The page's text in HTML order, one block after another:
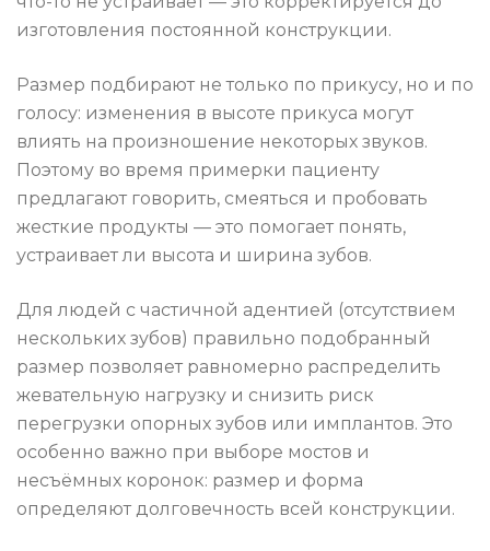
изготовления постоянной конструкции.
Размер подбирают не только по прикусу, но и по
голосу: изменения в высоте прикуса могут
влиять на произношение некоторых звуков.
Поэтому во время примерки пациенту
предлагают говорить, смеяться и пробовать
жесткие продукты — это помогает понять,
устраивает ли высота и ширина зубов.
Для людей с частичной адентией (отсутствием
нескольких зубов) правильно подобранный
размер позволяет равномерно распределить
жевательную нагрузку и снизить риск
перегрузки опорных зубов или имплантов. Это
особенно важно при выборе мостов и
несъёмных коронок: размер и форма
определяют долговечность всей конструкции.